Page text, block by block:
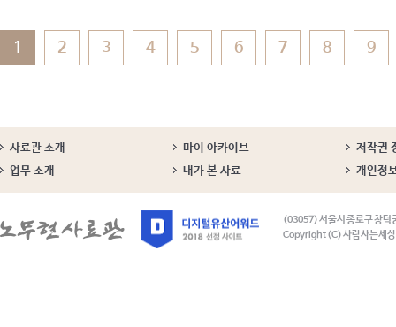
1 2 3 4 5 6 7 8 9
사료관 소개 마이 아카이브
저작권
업무 소개
내가 본 사료 개인정
(03057) 서울시 종로구 창덕
Copyright (C) 사람사는세